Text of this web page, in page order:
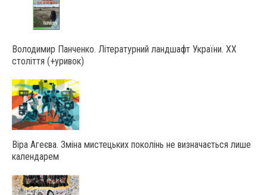
Володимир Панченко. Літературний ландшафт України. ХХ
століття (+уривок)
Віра Агеєва. Зміна мистецьких поколінь не визначається лише
календарем